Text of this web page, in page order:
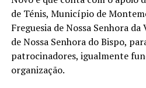
de Ténis, Município de
Freguesia de Nossa Senhora
de Nossa Senhora do Bispo,
patrocinadores, igualmente
organização.